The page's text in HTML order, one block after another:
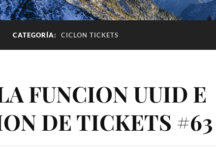
CATEGORÍA: CICLON TICKETS
FUNCION UUID E
DE TICKETS #63